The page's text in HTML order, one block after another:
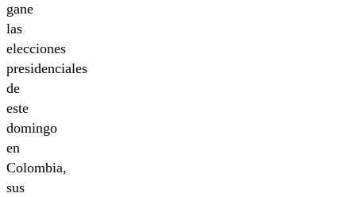
gane
las
elecciones
presidenciales
de
este
domingo
en
Colombia,
sus